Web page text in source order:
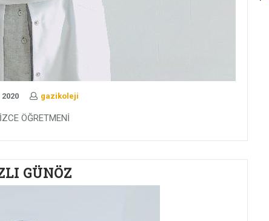
gazikoleji
ÖĞRETMENİ
GÜNÖZ